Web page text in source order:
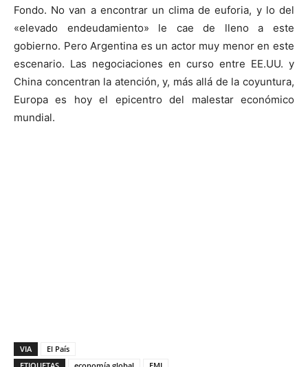
Fondo. No van a encontrar un clima de euforia, y lo del
«elevado endeudamiento» le cae de lleno a este
gobierno. Pero Argentina es un actor muy menor en este
escenario. Las negociaciones en curso entre EE.UU. y
China concentran la atención, y, más allá de la coyuntura,
Europa es hoy el epicentro del malestar económico
mundial.
VIA
El País